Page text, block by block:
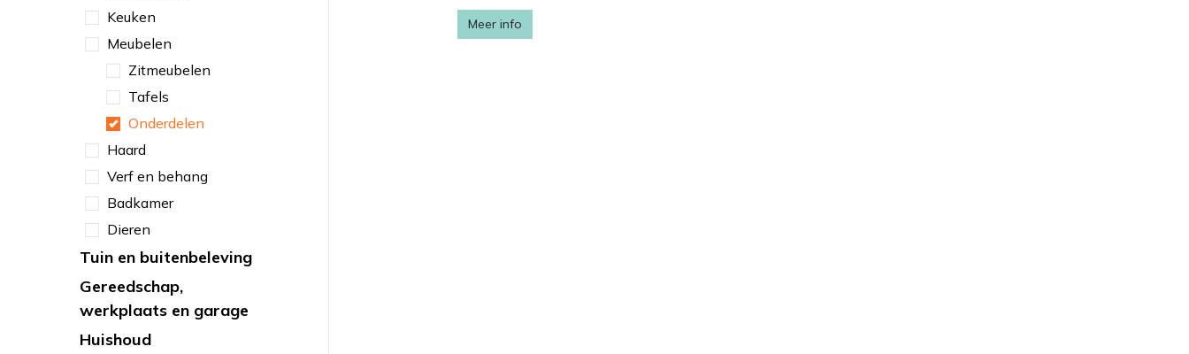
Keuken
Meubelen
Zitmeubelen
Tafels
Onderdelen
Haard
Verf en behang
Badkamer
Dieren
Tuin en buitenbeleving
Gereedschap,
werkplaats en garage
Huishoud
Meer info